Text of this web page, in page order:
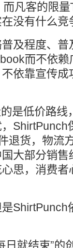
凡客的限
没有什么竞
及程度、
而不依
依靠宣传
是低价路线
ShirtPunch
退货，物流
大部分销
思，消费
ShirtPunch
日就结束”的